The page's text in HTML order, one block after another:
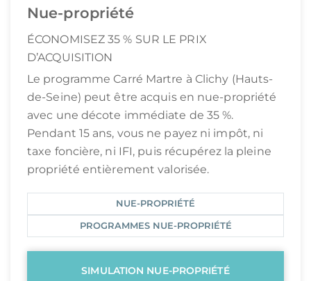
Nue-propriété
ÉCONOMISEZ 35 % SUR LE PRIX
D’ACQUISITION
Le programme Carré Martre à Clichy (Hauts-
de-Seine) peut être acquis en nue-propriété
avec une décote immédiate de 35 %.
Pendant 15 ans, vous ne payez ni impôt, ni
taxe foncière, ni IFI, puis récupérez la pleine
propriété entièrement valorisée.
NUE-PROPRIÉTÉ
PROGRAMMES NUE-PROPRIÉTÉ
SIMULATION NUE-PROPRIÉTÉ